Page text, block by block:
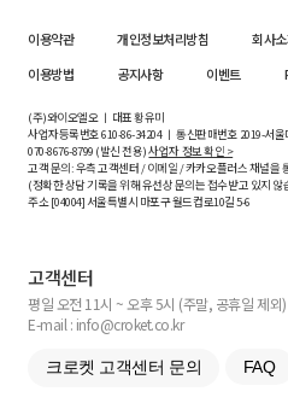
이용약관 개인정보처리방침 회사
이용방법
공지사항 이벤트
(주)와이오엘오 ㅣ 대표 황유미
사업자등록번호610-86-34204ㅣ 통신판매번호 2019-서
070-8676-8799 (발신 전용)사업자 정보 확인 >
고객 문의: 우측 고객센터 / 이메일 / 카카오플러스 채널을
(정확한 상담 기록을 위해 유선상 문의는 접수받고 있지 않
주소 [04004] 서울특별시 마포구 월드컵로10길5-6
고객센터
평일 오전 11시 ~ 오후 5시 (주말, 공휴일 제외)
E-mail : info@croket.co.kr
크로켓 고객센터 문의 FAQ